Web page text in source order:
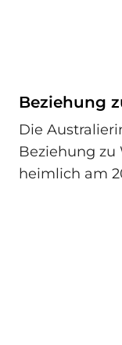
Beziehung
Die
Beziehung zu
heimlich am